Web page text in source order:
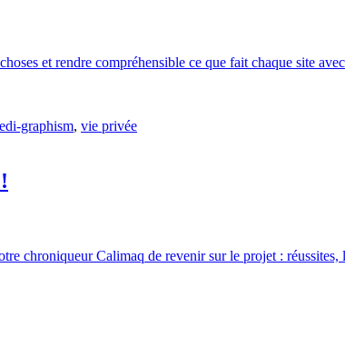
et rendre compréhensible ce que fait chaque site
graphism, vie privée
chroniqueur Calimaq de revenir sur le projet : réussites,